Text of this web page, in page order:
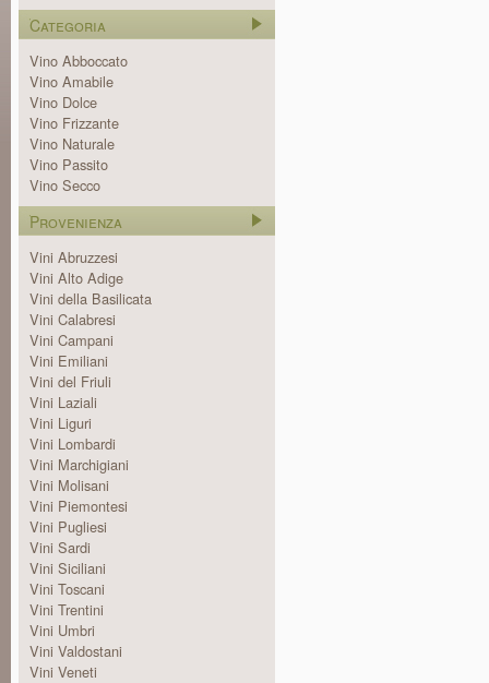
Categoria
Vino Abboccato
Vino Amabile
Vino Dolce
Vino Frizzante
Vino Naturale
Vino Passito
Vino Secco
Provenienza
Vini Abruzzesi
Vini Alto Adige
Vini della Basilicata
Vini Calabresi
Vini Campani
Vini Emiliani
Vini del Friuli
Vini Laziali
Vini Liguri
Vini Lombardi
Vini Marchigiani
Vini Molisani
Vini Piemontesi
Vini Pugliesi
Vini Sardi
Vini Siciliani
Vini Toscani
Vini Trentini
Vini Umbri
Vini Valdostani
Vini Veneti